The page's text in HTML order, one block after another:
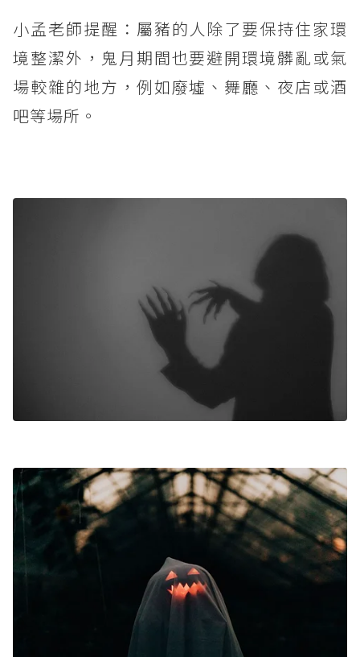
小孟老師提醒：屬豬的人除了要保持住家環
境整潔外，鬼月期間也要避開環境髒亂或氣
場較雜的地方，例如廢墟、舞廳、夜店或酒
吧等場所。